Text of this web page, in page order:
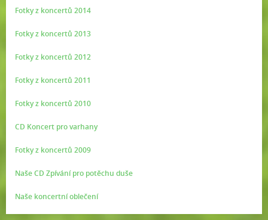
Fotky z koncertů 2014
Fotky z koncertů 2013
Fotky z koncertů 2012
Fotky z koncertů 2011
Fotky z koncertů 2010
CD Koncert pro varhany
Fotky z koncertů 2009
Naše CD Zpívání pro potěchu duše
Naše koncertní oblečení